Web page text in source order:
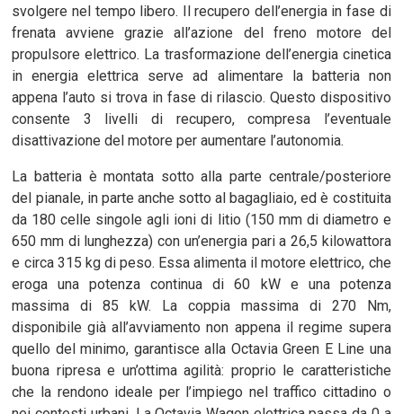
svolgere nel tempo libero. Il recupero dell’energia in fase di
frenata avviene grazie all’azione del freno motore del
propulsore elettrico. La trasformazione dell’energia cinetica
in energia elettrica serve ad alimentare la batteria non
appena l’auto si trova in fase di rilascio. Questo dispositivo
consente 3 livelli di recupero, compresa l’eventuale
disattivazione del motore per aumentare l’autonomia.
La batteria è montata sotto alla parte centrale/posteriore
del pianale, in parte anche sotto al bagagliaio, ed è costituita
da 180 celle singole agli ioni di litio (150 mm di diametro e
650 mm di lunghezza) con un’energia pari a 26,5 kilowattora
e circa 315 kg di peso. Essa alimenta il motore elettrico, che
eroga una potenza continua di 60 kW e una potenza
massima di 85 kW. La coppia massima di 270 Nm,
disponibile già all’avviamento non appena il regime supera
quello del minimo, garantisce alla Octavia Green E Line una
buona ripresa e un’ottima agilità: proprio le caratteristiche
che la rendono ideale per l’impiego nel traffico cittadino o